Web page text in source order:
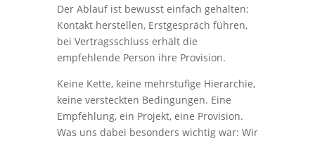
Der Ablauf ist bewusst einfach gehalten:
Kontakt herstellen, Erstgespräch führen,
bei Vertragsschluss erhält die
empfehlende Person ihre Provision.
Keine Kette, keine mehrstufige Hierarchie,
keine versteckten Bedingungen. Eine
Empfehlung, ein Projekt, eine Provision.
Was uns dabei besonders wichtig war: Wir